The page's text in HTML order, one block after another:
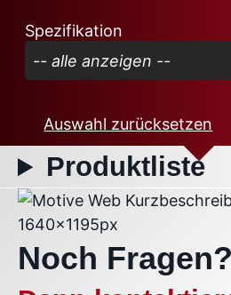
Spezifikation
Auswahl zurücksetzen
Produktliste
Noch Fragen?